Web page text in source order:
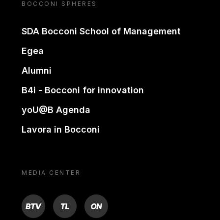
BOCCONI SPHERES
SDA Bocconi School of Management
Egea
Alumni
B4i - Bocconi for innovation
yoU@B Agenda
Lavora in Bocconi
MEDIA CENTER
BTV TL ON